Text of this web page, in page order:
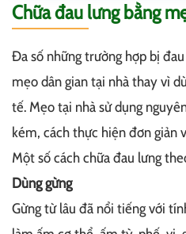
Chữa đau lưng bằng
Đa số những trường hợp bị
mẹo dân gian tại nhà thay vì
tế. Mẹo tại nhà sử dụng
kém, cách thực hiện đơn giản
Một số cách chữa đau lưng
Dùng gừng
Gừng từ lâu đã nổi tiếng với